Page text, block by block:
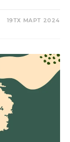
19ТХ МАРТ 2024